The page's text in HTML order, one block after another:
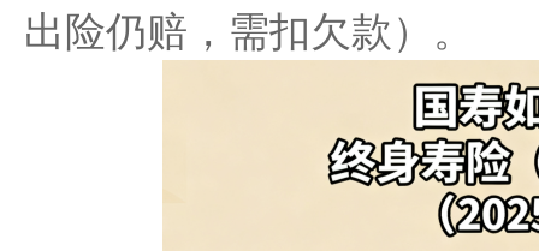
出险仍赔，需扣欠款）。